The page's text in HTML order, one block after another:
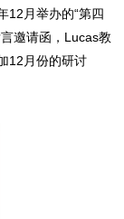
12月举办的“第四
邀请函，Lucas教
12月份的研讨